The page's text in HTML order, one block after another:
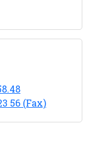
56 (Fax)